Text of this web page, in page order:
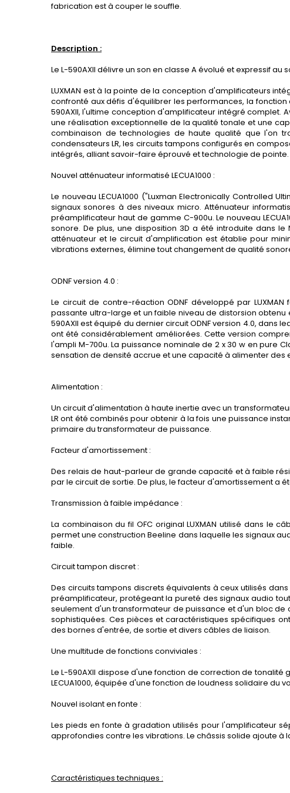
fabrication est à couper le souffle.
Description :
Le L-590AXII délivre un son en classe A évolué et expressif
LUXMAN est à la pointe de la conception d'amplificateurs
confronté aux défis d'équilibrer les performances, la
590AXII, l'ultime conception d'amplificateur intégré
une réalisation exceptionnelle de la qualité tonale et une
combinaison de technologies de haute qualité que l'on
condensateurs LR, les circuits tampons configurés en
intégrés, alliant savoir-faire éprouvé et technologie de
Nouvel atténuateur informatisé LECUA1000 :
Le nouveau LECUA1000 ("Luxman Electronically Controlled
signaux sonores à des niveaux micro. Atténuateur
préamplificateur haut de gamme C-900u. Le nouveau
sonore. De plus, une disposition 3D a été introduite dans
atténuateur et le circuit d'amplification est établie pour
vibrations externes, élimine tout changement de qualité
ODNF version 4.0 :
Le circuit de contre-réaction ODNF développé par
passante ultra-large et un faible niveau de distorsion
590AXII est équipé du dernier circuit ODNF version 4.0,
ont été considérablement améliorées. Cette version
l'ampli M-700u. La puissance nominale de 2 x 30 w en pure
sensation de densité accrue et une capacité à alimenter
Alimentation :
Un circuit d'alimentation à haute inertie avec un
LR ont été combinés pour obtenir à la fois une puissance
primaire du transformateur de puissance.
Facteur d'amortissement :
Des relais de haut-parleur de grande capacité et à faible
par le circuit de sortie. De plus, le facteur d'amortissement a
Transmission à faible impédance :
La combinaison du fil OFC original LUXMAN utilisé dans
permet une construction Beeline dans laquelle les signaux
faible.
Circuit tampon discret :
Des circuits tampons discrets équivalents à ceux utilisés
préamplificateur, protégeant la pureté des signaux audio
seulement d'un transformateur de puissance et d'un bloc
sophistiquées. Ces pièces et caractéristiques spécifiques
des bornes d'entrée, de sortie et divers câbles de liaison.
Une multitude de fonctions conviviales :
Le L-590AXII dispose d'une fonction de correction de
LECUA1000, équipée d'une fonction de loudness solidaire
Nouvel isolant en fonte :
Les pieds en fonte à gradation utilisés pour l'amplificateur
approfondies contre les vibrations. Le châssis solide ajoute
Caractéristiques techniques :